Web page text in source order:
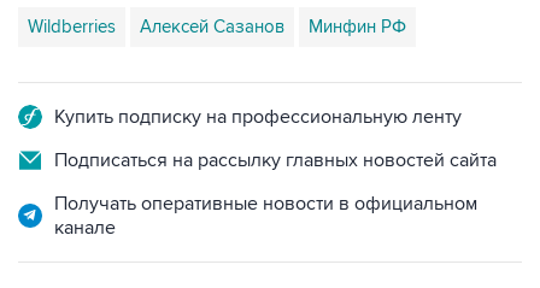
Wildberries Алексей Сазанов Минфин РФ
Купить подписку на профессиональную ленту
Подписаться на рассылку главных новостей сайта
Получать оперативные новости в официальном
канале